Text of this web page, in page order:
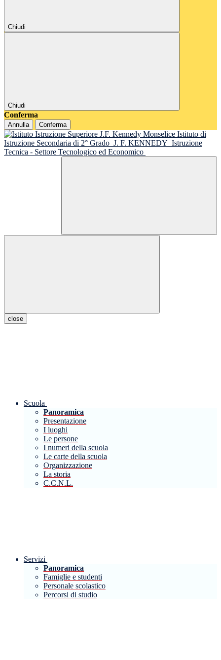
Chiudi
Chiudi
Conferma
Annulla Conferma
Istituto di
Istruzione Secondaria di 2° Grado J. F. KENNEDY Istruzione
Tecnica - Settore Tecnologico ed Economico
close
Scuola
Panoramica
Presentazione
I luoghi
Le persone
I numeri della scuola
Le carte della scuola
Organizzazione
La storia
C.C.N.L.
Servizi
Panoramica
Famiglie e studenti
Personale scolastico
Percorsi di studio